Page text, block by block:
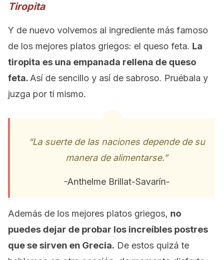
Tiropita
Y de nuevo volvemos al ingrediente más famoso
de los mejores platos griegos: el queso feta. La
tiropita es una empanada rellena de queso
feta. Así de sencillo y así de sabroso. Pruébala y
juzga por ti mismo.
“La suerte de las naciones depende de su
manera de alimentarse.”
-Anthelme Brillat-Savarín-
Además de los mejores platos griegos, no
puedes dejar de probar los increíbles postres
que se sirven en Grecia. De estos quizá te